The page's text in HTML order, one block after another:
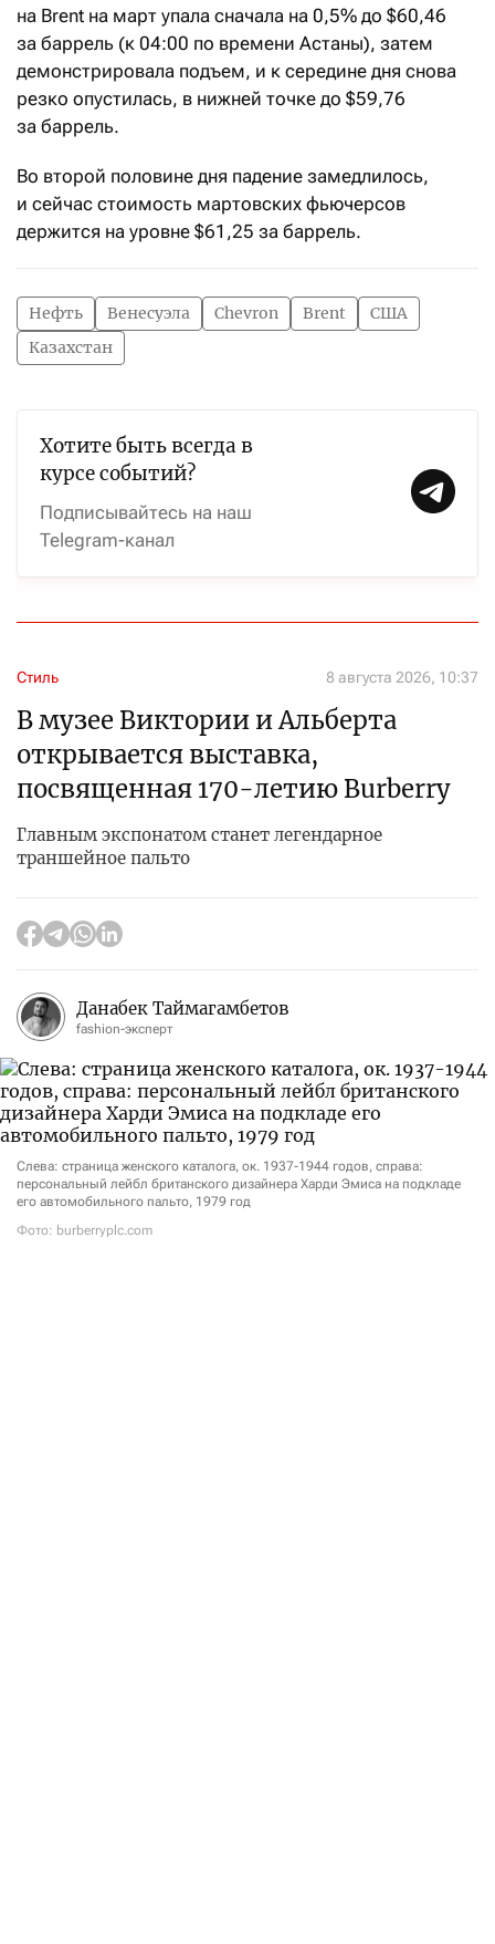
на Brent на март упала сначала на 0,5% до $60,46
за баррель (к 04:00 по времени Астаны), затем
демонстрировала подъем, и к середине дня снова
резко опустилась, в нижней точке до $59,76
за баррель.
Во второй половине дня падение замедлилось,
и сейчас стоимость мартовских фьючерсов
держится на уровне $61,25 за баррель.
Нефть Венесуэла Chevron Brent
США
Казахстан
Хотите быть всегда в
курсе событий?
Подписывайтесь на наш
Telegram-канал
Стиль 8 августа 2026, 10:37
В музее Виктории и Альберта
открывается выставка,
посвященная 170-летию Burberry
Главным экспонатом станет легендарное
траншейное пальто
Данабек Таймагамбетов
fashion-эксперт
Слева: страница женского каталога, ок. 1937-1944 годов, справа:
персональный лейбл британского дизайнера Харди Эмиса на подкладе
его автомобильного пальто, 1979 год
Фото: burberryplc.com